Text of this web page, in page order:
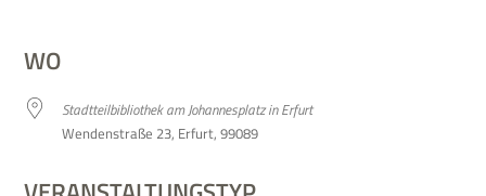
WO
Stadt­teil­bi­blio­thek am Johan­nes­platz in Erfurt
Wen­den­straße 23, Erfurt, 99089